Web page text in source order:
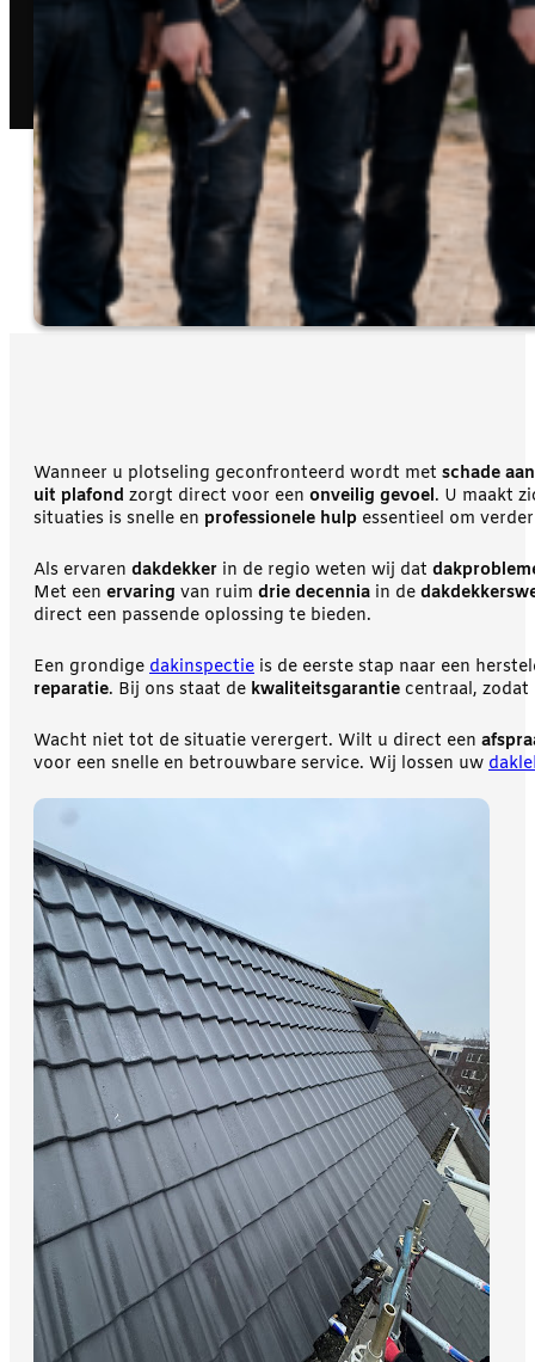
Wanneer u plotseling geconfronteerd wordt met schade
uit plafond zorgt direct voor een onveilig gevoel. U maakt
situaties is snelle en professionele hulp essentieel om
Als ervaren dakdekker in de regio weten wij dat
Met een ervaring van ruim drie decennia in de
direct een passende oplossing te bieden.
Een grondige dakinspectie is de eerste stap naar een
reparatie. Bij ons staat de kwaliteitsgarantie centraal,
Wacht niet tot de situatie verergert. Wilt u direct een
voor een snelle en betrouwbare service. Wij lossen uw